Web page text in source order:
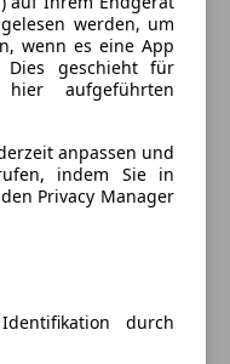
AMG
Sterne Garantie!
werden, um
wenn es eine App
geschieht für
aufgeführten
anpassen und
indem Sie in
Privacy Manager
durch